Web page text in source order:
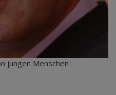
jungen Menschen